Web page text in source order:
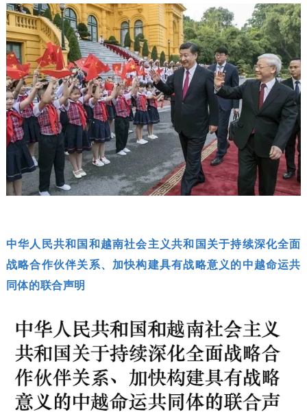
中华人民共和国和越南社会主义共和国关于持续深化全面
战略合作伙伴关系、加快构建具有战略意义的中越命运共
同体的联合声明